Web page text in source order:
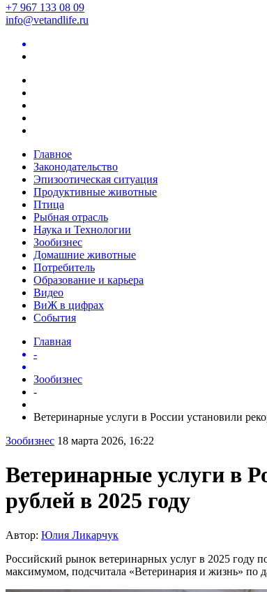
+7 967 133 08 09
info@vetandlife.ru
Главное
Законодательство
Эпизоотическая ситуация
Продуктивные животные
Птица
Рыбная отрасль
Наука и Технологии
Зообизнес
Домашние животные
Потребитель
Образование и карьера
Видео
ВиЖ в цифрах
События
Главная
-
Зообизнес
-
Ветеринарные услуги в России установили
Зообизнес 18 марта 2026, 16:22
Ветеринарные услуги в
рублей в 2025 году
Автор: Юлия Ликарчук
Российский рынок ветеринарных услуг в 2025 году
максимумом, подсчитала «Ветеринария и жизнь» по